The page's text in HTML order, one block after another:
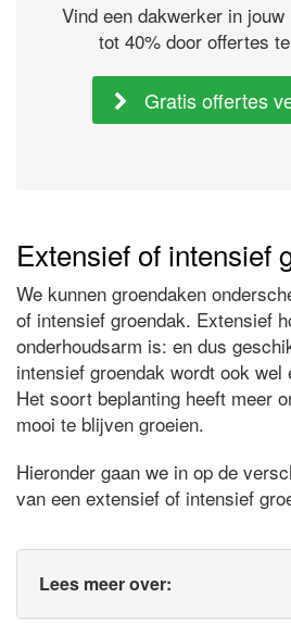
Vind een dakwerker in
tot 40% door offertes
Gratis offertes
Extensief of intensief
We kunnen groendaken
of intensief groendak. Extensief
onderhoudsarm is: en dus
intensief groendak wordt ook wel
Het soort beplanting heeft meer
mooi te blijven groeien.
Hieronder gaan we in op de
van een extensief of intensief
Lees meer over: